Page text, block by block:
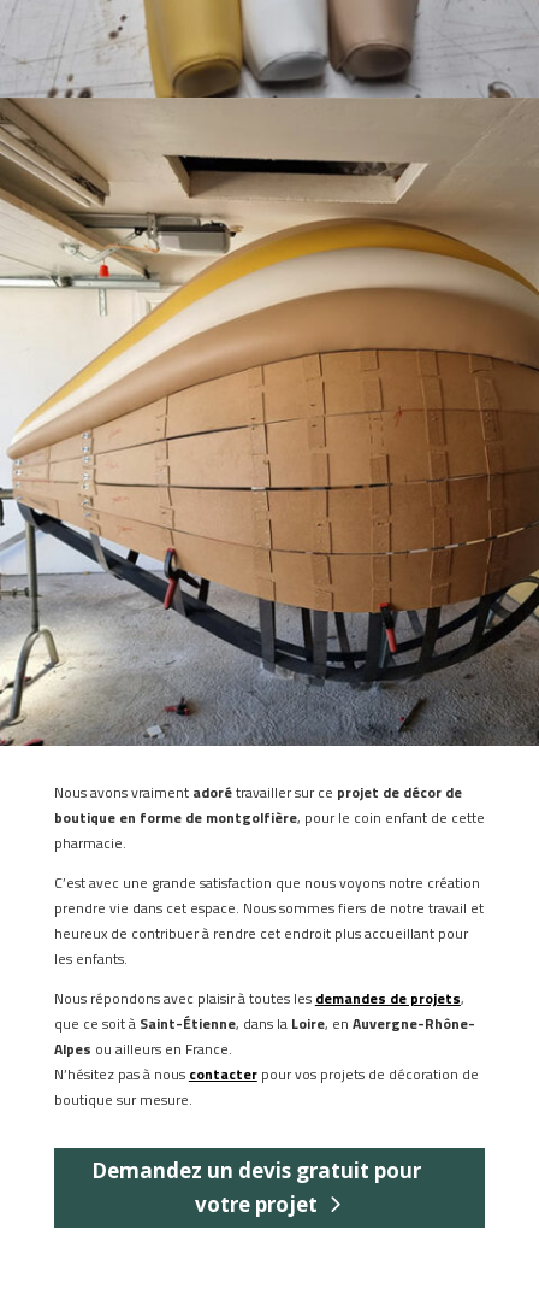
Nous avons vraiment adorétravailler sur ce projet de décor de
boutique en forme de montgolfière, pour le coin enfant de cette
pharmacie.
C’est avec une grande satisfaction que nous voyons notre création
prendre vie dans cet espace. Nous sommes fiers de notre travail et
heureux de contribuer à rendre cet endroit plus accueillant pour
les enfants.
Nous répondons avec plaisir à toutes les demandes de projets,
que ce soit à Saint-Étienne, dans la Loire, en Auvergne-Rhône-
Alpes ou ailleurs en France.
N’hésitez pas à nous contacterpour vos projets de décoration de
boutique sur mesure.
Demandez un devis gratuit pour
votre projet